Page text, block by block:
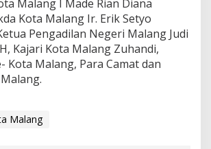
Malang I Made Rian Diana
Kota Malang Ir. Erik Setyo
Pengadilan Negeri Malang Judi
Kajari Kota Malang Zuhandi,
Kota Malang, Para Camat dan
Malang